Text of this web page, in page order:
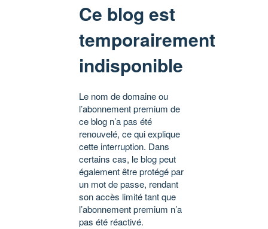
Ce blog est
temporairement
indisponible
Le nom de domaine ou
l’abonnement premium de
ce blog n’a pas été
renouvelé, ce qui explique
cette interruption. Dans
certains cas, le blog peut
également être protégé par
un mot de passe, rendant
son accès limité tant que
l’abonnement premium n’a
pas été réactivé.